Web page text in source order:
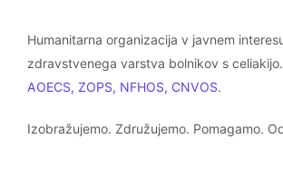
Humanitarna organizacija v javnem
zdravstvenega varstva bolnikov s
AOECS, ZOPS, NFHOS, CNVOS.
Izobražujemo. Združujemo. Pomagamo.